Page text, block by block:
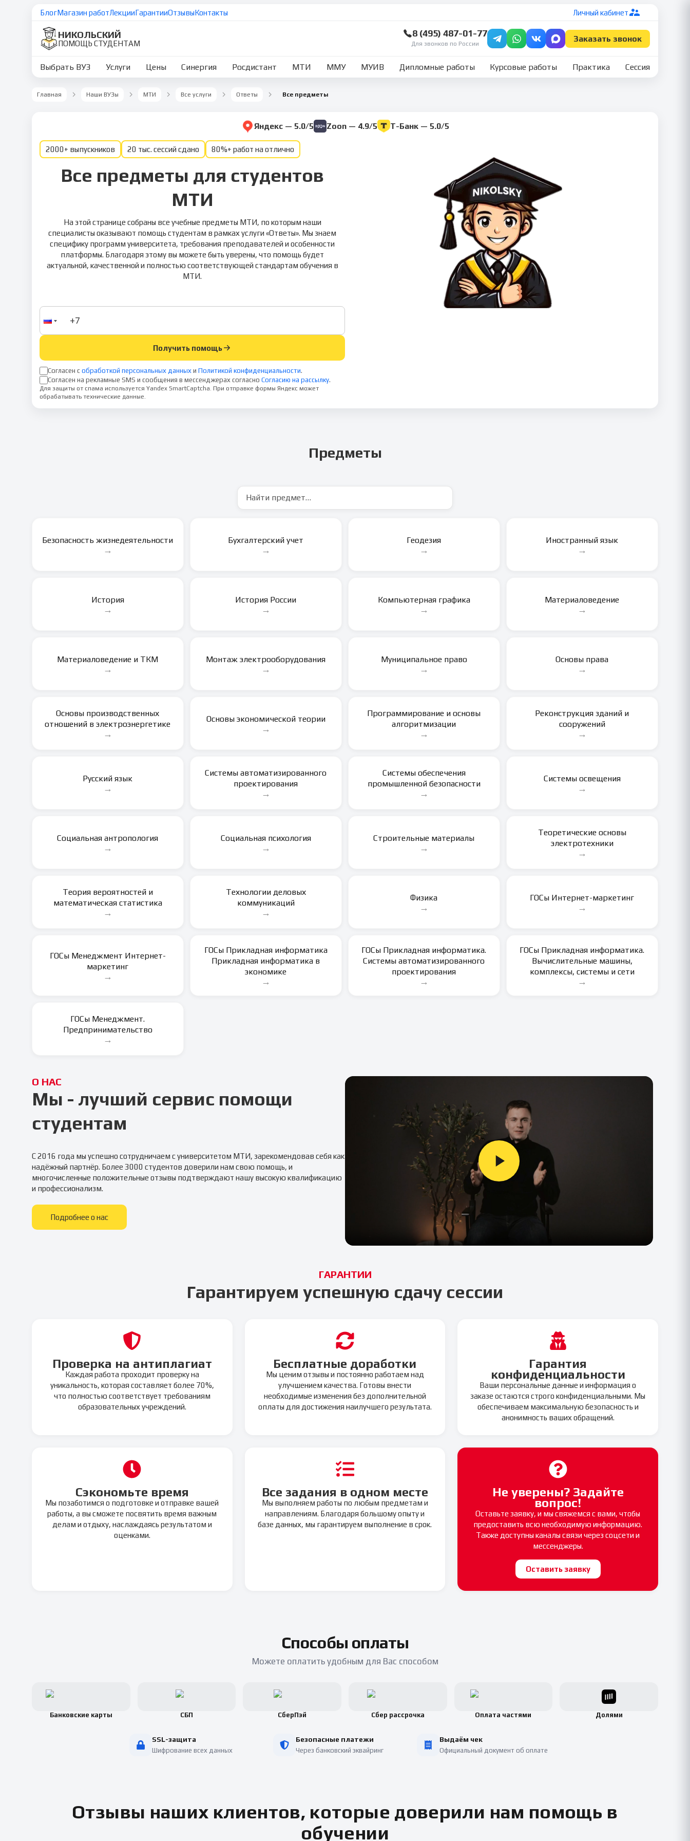
БлогМагазин работЛекцииГарантииОтзывыКонтакты Личный кабинет
НИКОЛЬСКИЙ
ПОМОЩЬ СТУДЕНТАМ
8 (495) 487-01-77
Для звонков по России
Заказать звонок
Выбрать ВУЗ Услуги Цены Синергия Росдистант МТИ ММУ МУИВ Дипломные работы Курсовые работы Практика Сессия
Главная Наши ВУЗы МТИ Все услуги Ответы Все предметы
Яндекс — 5.0/5 Zoon — 4.9/5 Т-Банк — 5.0/5
2000+ выпускников 20 тыс. сессий сдано 80%+ работ на отлично
Все предметы для студентов
МТИ
На этой странице собраны все учебные предметы МТИ, по которым наши
специалисты оказывают помощь студентам в рамках услуги «Ответы». Мы знаем
специфику программ университета, требования преподавателей и особенности
платформы. Благодаря этому вы можете быть уверены, что помощь будет
актуальной, качественной и полностью соответствующей стандартам обучения в
МТИ.
Получить помощь
Согласен с обработкой персональных данных и Политикой конфиденциальности.
Согласен на рекламные SMS и сообщения в мессенджерах согласно Согласию на рассылку.
Для защиты от спама используется Yandex SmartCaptcha. При отправке формы Яндекс может
обрабатывать технические данные.
Предметы
Безопасность жизнедеятельности
→
Бухгалтерский учет
→
Геодезия
→
Иностранный язык
→
История
→
История России
→
Компьютерная графика
→
Материаловедение
→
Материаловедение и ТКМ
→
Монтаж электрооборудования
→
Муниципальное право
→
Основы права
→
Основы производственных
отношений в электроэнергетике
→
Основы экономической теории
→
Программирование и основы
алгоритмизации
→
Реконструкция зданий и
сооружений
→
Русский язык
→
Системы автоматизированного
проектирования
→
Системы обеспечения
промышленной безопасности
→
Системы освещения
→
Социальная антропология
→
Социальная психология
→
Строительные материалы
→
Теоретические основы
электротехники
→
Теория вероятностей и
математическая статистика
→
Технологии деловых
коммуникаций
→
Физика
→
ГОСы Интернет-маркетинг
→
ГОСы Менеджмент Интернет-
маркетинг
→
ГОСы Прикладная информатика
Прикладная информатика в
экономике
→
ГОСы Прикладная информатика.
Системы автоматизированного
проектирования
→
ГОСы Прикладная информатика.
Вычислительные машины,
комплексы, системы и сети
→
ГОСы Менеджмент.
Предпринимательство
→
О НАС
Мы - лучший сервис помощи
студентам
С 2016 года мы успешно сотрудничаем с университетом МТИ, зарекомендовав себя как
надёжный партнёр. Более 3000 студентов доверили нам свою помощь, и
многочисленные положительные отзывы подтверждают нашу высокую квалификацию
и профессионализм.
Подробнее о нас
ГАРАНТИИ
Гарантируем успешную сдачу сессии
Проверка на антиплагиат
Каждая работа проходит проверку на
уникальность, которая составляет более 70%,
что полностью соответствует требованиям
образовательных учреждений.
Бесплатные доработки
Мы ценим отзывы и постоянно работаем над
улучшением качества. Готовы внести
необходимые изменения без дополнительной
оплаты для достижения наилучшего результата.
Гарантия
конфиденциальности
Ваши персональные данные и информация о
заказе остаются строго конфиденциальными. Мы
обеспечиваем максимальную безопасность и
анонимность ваших обращений.
Сэкономьте время
Мы позаботимся о подготовке и отправке вашей
работы, а вы сможете посвятить время важным
делам и отдыху, наслаждаясь результатом и
оценками.
Все задания в одном месте
Мы выполняем работы по любым предметам и
направлениям. Благодаря большому опыту и
базе данных, мы гарантируем выполнение в срок.
Не уверены? Задайте
вопрос!
Оставьте заявку, и мы свяжемся с вами, чтобы
предоставить всю необходимую информацию.
Также доступны каналы связи через соцсети и
мессенджеры.
Оставить заявку
Способы оплаты
Можете оплатить удобным для Вас способом
Банковские карты СБП СберПэй Сбер рассрочка Оплата частями Долями
SSL-защита
Шифрование всех данных
Безопасные платежи
Через банковский эквайринг
Выдаём чек
Официальный документ об оплате
Отзывы наших клиентов, которые доверили нам помощь в
обучении